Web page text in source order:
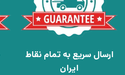
ارسال سریع به تمام نقاط
ایران